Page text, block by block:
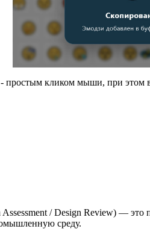
кликом мыши, при этом
/ Design Review) — это
среду.